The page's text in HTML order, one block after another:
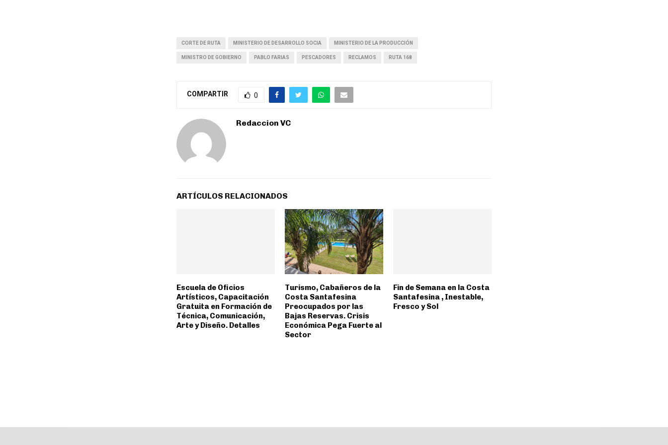
CORTE DE RUTA MINISTERIO DE DESARROLLO SOCIA MINISTERIO DE LA PRODUCCIÓN
MINISTRO DE GOBIERNO PABLO FARIAS PESCADORES RECLAMOS RUTA 168
COMPARTIR 0
Redaccion VC
ARTÍCULOS RELACIONADOS
Escuela de Oficios
Artísticos, Capacitación
Gratuita en Formación de
Técnica, Comunicación,
Arte y Diseño. Detalles
Turismo, Cabañeros de la
Costa Santafesina
Preocupados por las
Bajas Reservas. Crisis
Económica Pega Fuerte al
Sector
Fin de Semana en la Costa
Santafesina , Inestable,
Fresco y Sol